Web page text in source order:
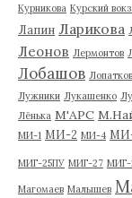
Курникова Курский
Лапин Ларикова
Леонов Лермонтов
Лобашов Лопатков
Лужники Лукашенко
Лёнька М'АРС
МИ-1 МИ-2 МИ-4
МИГ-25ПУ МИГ-27 МИГ-
Магомаев Малышев